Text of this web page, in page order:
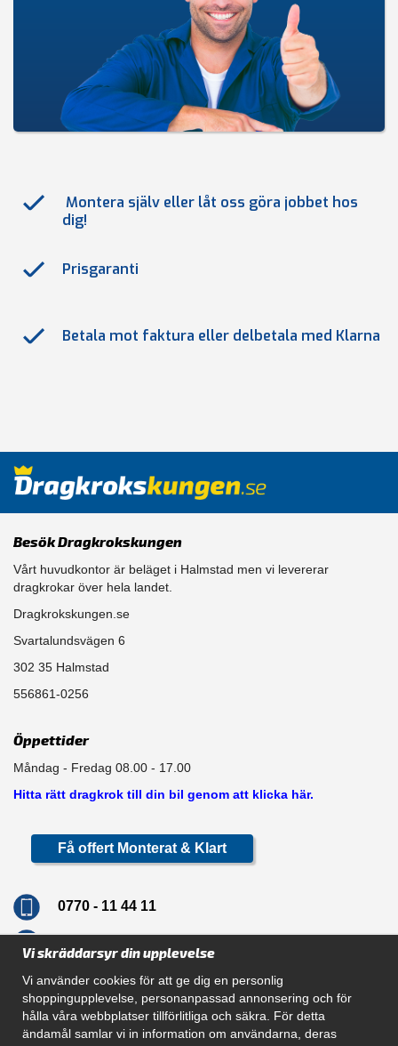
Montera själv eller låt oss göra jobbet hos
dig!
Prisgaranti
Betala mot faktura eller delbetala med Klarna
Besök Dragkrokskungen
Vårt huvudkontor är beläget i Halmstad men vi levererar
dragkrokar över hela landet.
Dragkrokskungen.se
Svartalundsvägen 6
302 35 Halmstad
556861-0256
Öppettider
Måndag - Fredag 08.00 - 17.00
Hitta rätt dragkrok till din bil genom att klicka här.
Få offert Monterat & Klart
0770 - 11 44 11
Navigation
Vi skräddarsyr din upplevelse
Vi använder cookies för att ge dig en personlig
shoppingupplevelse, personanpassad annonsering och för
hålla våra webbplatser tillförlitliga och säkra. För detta
ändamål samlar vi in information om användarna, deras